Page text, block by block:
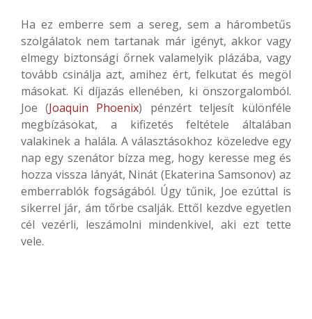
Ha ez emberre sem a sereg, sem a hárombetűs
szolgálatok nem tartanak már igényt, akkor vagy
elmegy biztonsági őrnek valamelyik plázába, vagy
tovább csinálja azt, amihez ért, felkutat és megöl
másokat. Ki díjazás ellenében, ki önszorgalomból.
Joe (Joaquin Phoenix) pénzért teljesít különféle
megbízásokat, a kifizetés feltétele általában
valakinek a halála. A választásokhoz közeledve egy
nap egy szenátor bízza meg, hogy keresse meg és
hozza vissza lányát, Ninát (Ekaterina Samsonov) az
emberrablók fogságából. Úgy tűnik, Joe ezúttal is
sikerrel jár, ám tőrbe csalják. Ettől kezdve egyetlen
cél vezérli, leszámolni mindenkivel, aki ezt tette
vele.